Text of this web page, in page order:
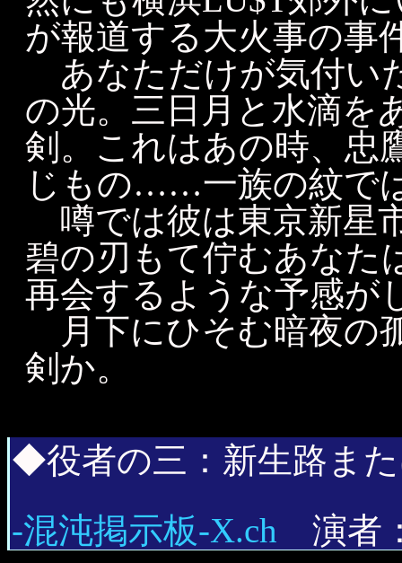
が報道する大火事の事
あなただけが気付い
の光。三日月と水滴を
剣。これはあの時、忠
じもの……一族の紋で
噂では彼は東京新星
碧の刃もて佇むあなた
再会するような予感が
月下にひそむ暗夜の
剣か。
◆役者の三：新生路ま
-混沌掲示板-Χ.ch 演者